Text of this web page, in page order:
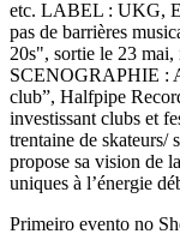
etc. LABEL : UKG,
pas de barrières
20s", sortie le 23
SCENOGRAPHIE :
club”, Halfpipe
investissant clubs et
trentaine de skateurs/
propose sa vision de
uniques à l’énergie
Primeiro evento no